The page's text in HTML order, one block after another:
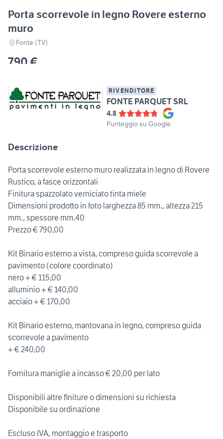
Porta scorrevole in legno Rovere esterno
muro
Fonte (TV)
790 €
RIVENDITORE
FONTE PARQUET SRL
4.8
Punteggio su Google
Descrizione
Porta scorrevole esterno muro realizzata in legno di Rovere
Rustico, a fasce orizzontali
Finitura spazzolato verniciato tinta miele
Dimensioni prodotto in foto larghezza 85 mm., altezza 215
mm., spessore mm.40
Prezzo € 790,00
Kit Binario esterno a vista, compreso guida scorrevole a
pavimento (colore coordinato)
nero + € 115,00
alluminio + € 140,00
acciaio + € 170,00
Kit Binario esterno, mantovana in legno, compreso guida
scorrevole a pavimento
+ € 240,00
Fornitura maniglie a incasso € 20,00 per lato
Disponibili altre finiture o dimensioni su richiesta
Disponibile su ordinazione
Escluso IVA, montaggio e trasporto